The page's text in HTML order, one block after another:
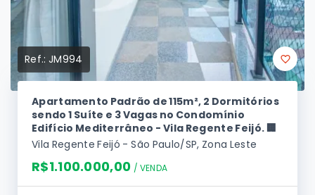
Ref.:JM994
Apartamento Padrão de 115m², 2 Dormitórios
sendo 1 Suíte e 3 Vagas no Condomínio
Edifício Mediterrâneo - Vila Regente Feijó. 🏢
Vila Regente Feijó - São Paulo/SP, Zona Leste